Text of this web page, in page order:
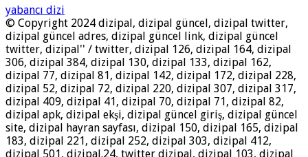
yabancı dizi
© Copyright 2024 dizipal, dizipal güncel, dizipal twitter,
dizipal güncel adres, dizipal güncel link, dizipal güncel
twitter, dizipal'' / twitter, dizipal 126, dizipal 164, dizipal
306, dizipal 384, dizipal 130, dizipal 133, dizipal 162,
dizipal 77, dizipal 81, dizipal 142, dizipal 172, dizipal 228,
dizipal 52, dizipal 72, dizipal 220, dizipal 307, dizipal 317,
dizipal 409, dizipal 41, dizipal 70, dizipal 71, dizipal 82,
dizipal apk, dizipal ekşi, dizipal güncel giriş, dizipal güncel
site, dizipal hayran sayfası, dizipal 150, dizipal 165, dizipal
183, dizipal 221, dizipal 252, dizipal 303, dizipal 412,
dizipal 501, dizipal.24, twitter dizipal, dizipal 103, dizipal